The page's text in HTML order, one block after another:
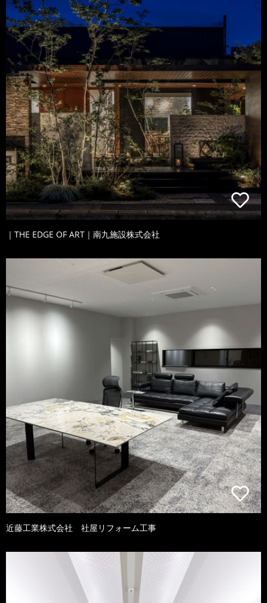
｜THE EDGE OF ART｜南九施設株式会社
近藤工業株式会社 社屋リフォーム工事